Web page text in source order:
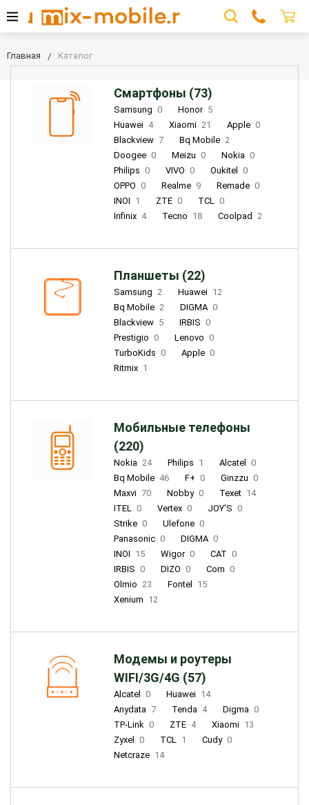
Главная Каталог
Смартфоны (73)
Samsung 0 Honor 5
Huawei 4 Xiaomi 21 Apple 0
Blackview 7 Bq Mobile 2
Doogee 0 Meizu 0 Nokia 0
Philips 0 VIVO 0 Oukitel
0
OPPO 0 Realme 9 Remade 0
INOI 1 ZTE 0 TCL 0
Infinix 4 Tecno 18 Coolpad 2
Планшеты (22)
Samsung 2 Huawei 12
Bq Mobile 2 DIGMA 0
Blackview 5 IRBIS 0
Prestigio 0 Lenovo 0
TurboKids 0 Apple 0
Ritmix 1
Мобильные телефоны
(220)
Nokia 24 Philips 1 Alcatel
0
Bq Mobile 46 F+ 0 Ginzzu 0
Maxvi 70 Nobby 0 Texet 14
ITEL 0 Vertex 0 JOY'S 0
Strike 0 Ulefone 0
Panasonic 0 DIGMA 0
INOI 15 Wigor 0 CAT 0
IRBIS 0 DIZO 0 Corn 0
Olmio 23 Fontel
15
Xenium 12
Модемы и роутеры
WIFI/3G/4G (57)
Alcatel 0 Huawei 14
Anydata 7 Tenda 4 Digma 0
TP-Link 0 ZTE 4 Xiaomi 13
Zyxel
0 TCL 1 Cudy 0
Netcraze 14